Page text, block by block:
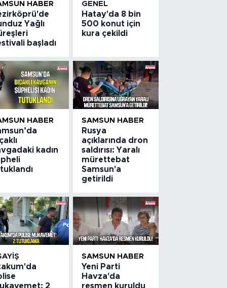
HABER
Yağlı
başladı
GENEL
Hatay'da 8 bin
500 konut için
kura çekildi
HABER
kadın
SAMSUN HABER
Rusya
açıklarında dron
saldırısı: Yaralı
mürettebat
Samsun'a
getirildi
2
SAMSUN HABER
Yeni Parti
Havza'da
resmen kuruldu